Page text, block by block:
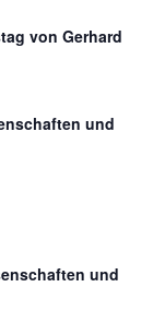
von Gerhard
und
und